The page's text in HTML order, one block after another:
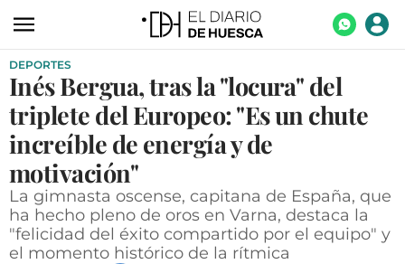
ACTUALIDAD
ECONOMÍA
TECNOLOGÍA
TURISMO
AGROALIMENTACIÓN
DEPORTES
DEPORTES
Inés Bergua, tras la "locura" del
triplete del Europeo: "Es un chute
increíble de energía y de
motivación"
La gimnasta oscense, capitana de España, que
ha hecho pleno de oros en Varna, destaca la
"felicidad del éxito compartido por el equipo" y
el momento histórico de la rítmica